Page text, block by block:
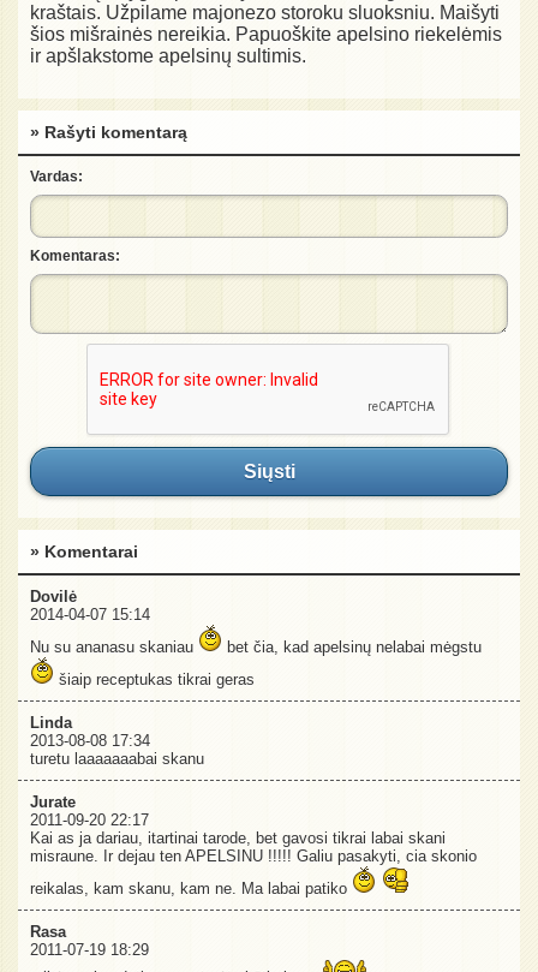
kraštais. Užpilame majonezo storoku sluoksniu. Maišyti
šios mišrainės nereikia. Papuoškite apelsino riekelėmis
ir apšlakstome apelsinų sultimis.
» Rašyti komentarą
Vardas:
Komentaras:
Siųsti
» Komentarai
Dovilė
2014-04-07 15:14
Nu su ananasu skaniau
bet čia, kad apelsinų nelabai mėgstu
šiaip receptukas tikrai geras
Linda
2013-08-08 17:34
turetu laaaaaaabai skanu
Jurate
2011-09-20 22:17
Kai as ja dariau, itartinai tarode, bet gavosi tikrai labai skani
misraune. Ir dejau ten APELSINU !!!!! Galiu pasakyti, cia skonio
reikalas, kam skanu, kam ne. Ma labai patiko
Rasa
2011-07-19 18:29